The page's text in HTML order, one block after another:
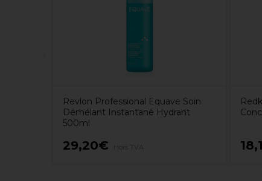
Revlon Professional Equave Soin
Démélant Instantané Hydrant
500ml
29,20€